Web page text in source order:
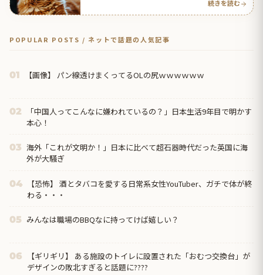
続きを読む
POPULAR POSTS / ネットで話題の人気記事
01 【画像】 パン線透けまくってるOLの尻ｗｗｗｗｗｗ
02
「中国人ってこんなに嫌われているの？」日本生活9年目で明かす
本心！
03 海外「これが文明か！」日本に比べて超石器時代だった英国に海
外が大騒ぎ
04
【恐怖】 酒とタバコを愛する日常系女性YouTuber、ガチで体が終
わる・・・
05 みんなは職場のBBQなに持ってけば嬉しい？
06
【ギリギリ】 ある施設のトイレに設置された「おむつ交換台」が
デザインの敗北すぎると話題に????